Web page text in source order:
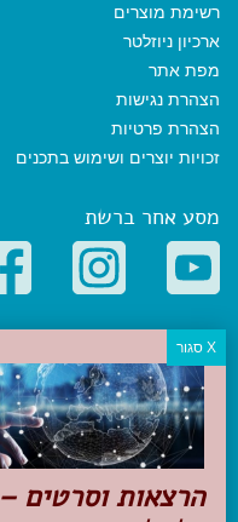
רשימת מוצרים
ארכיון ניוזלטר
מפת אתר
הצהרת נגישות
הצהרת פרטיות
זכויות יוצרים ושימוש בתכנים
מסע אחר ברשת
קטגוריות פופולריות
יעדים
טיולים בישראל
מלונות בוטיק בישראל
טיפים והמלצות
הכנות לנסיעה
הרצאות וסרטים –